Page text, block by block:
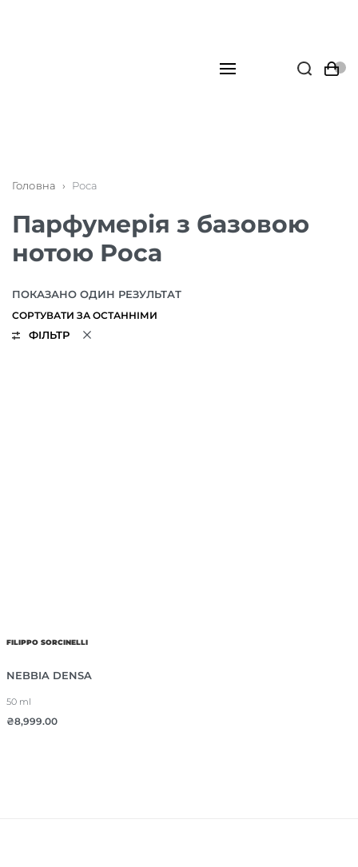
Головна › Роса
Парфумерія з базовою
нотою Роса
ПОКАЗАНО ОДИН РЕЗУЛЬТАТ
ФІЛЬТР
FILIPPO SORCINELLI
NEBBIA DENSA
50 ml
₴8,999.00